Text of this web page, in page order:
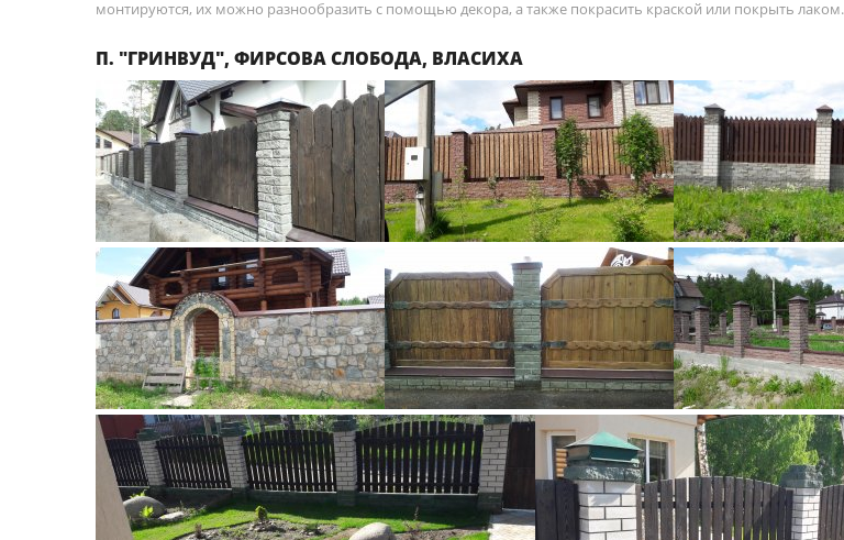
монтируются, их можно разнообразить с помощью декора, а также покрасить краской или покрыть лаком.
П. "ГРИНВУД", ФИРСОВА СЛОБОДА, ВЛАСИХА